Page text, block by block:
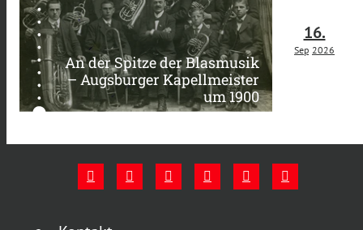
An der Spitze der Blasmusik
– Augsburger Kapellmeister
um 1900
16.
Sep 2026